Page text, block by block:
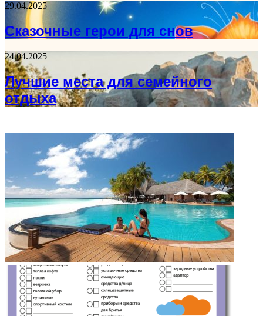
29.04.2025
Сказочные герои для снов
24.04.2025
Лучшие места для семейного
отдыха